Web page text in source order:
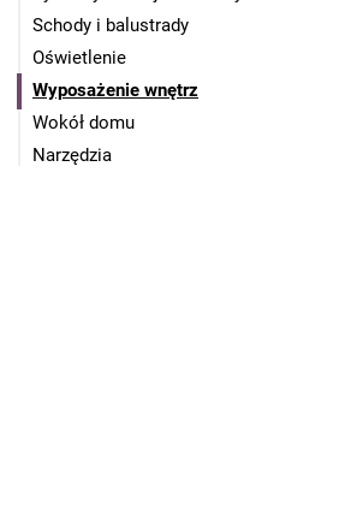
Schody i balustrady
Oświetlenie
Wyposażenie wnętrz
Wokół domu
Narzędzia